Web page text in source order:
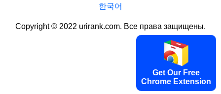
한국어
Copyright © 2022 urirank.com. Все права защищены.
Get Our Free
Chrome Extension